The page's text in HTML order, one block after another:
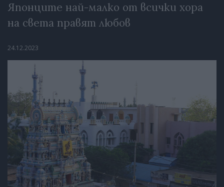
Японците най-малко от всички хора
на света правят любов
24.12.2023